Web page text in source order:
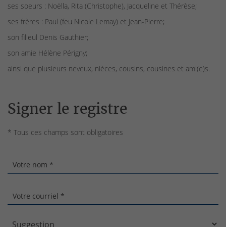
ses soeurs : Noëlla, Rita (Christophe), Jacqueline et Thérèse;
ses frères : Paul (feu Nicole Lemay) et Jean-Pierre;
son filleul Denis Gauthier;
son amie Hélène Périgny;
ainsi que plusieurs neveux, nièces, cousins, cousines et ami(e)s.
Signer le registre
* Tous ces champs sont obligatoires
Votre nom *
Votre courriel *